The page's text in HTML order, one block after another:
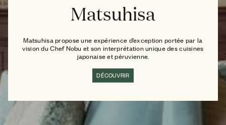
Matsuhisa
Matsuhisa propose une expérience d’exception portée par la
vision du Chef Nobu et son interprétation unique des cuisines
japonaise et péruvienne.
DÉCOUVRIR